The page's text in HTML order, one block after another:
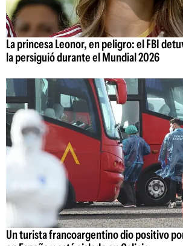
La princesa Leonor, en peligro: el FBI
la persiguió durante el Mundial 2026
Un turista francoargentino dio positivo